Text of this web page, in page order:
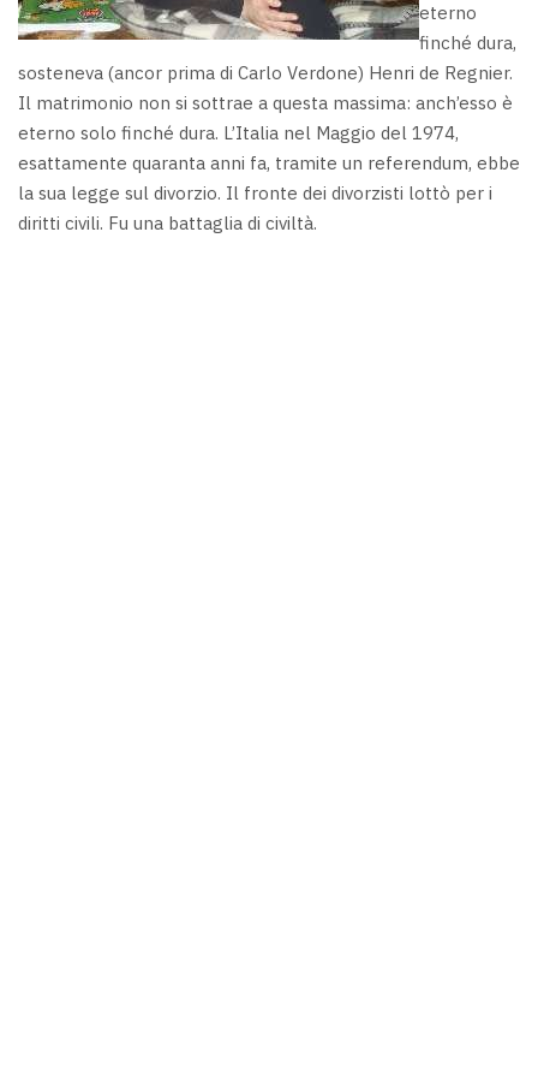
eterno
finché dura,
sosteneva (ancor prima di Carlo Verdone) Henri de Regnier.
Il matrimonio non si sottrae a questa massima: anch’esso è
eterno solo finché dura. L’Italia nel Maggio del 1974,
esattamente quaranta anni fa, tramite un referendum, ebbe
la sua legge sul divorzio. Il fronte dei divorzisti lottò per i
diritti civili. Fu una battaglia di civiltà.